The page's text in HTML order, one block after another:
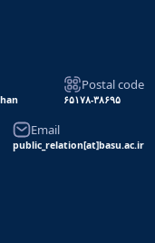
Postal code
۶۵۱۷۸-۳۸۶۹۵
Email
public_relation[at]basu.ac.ir